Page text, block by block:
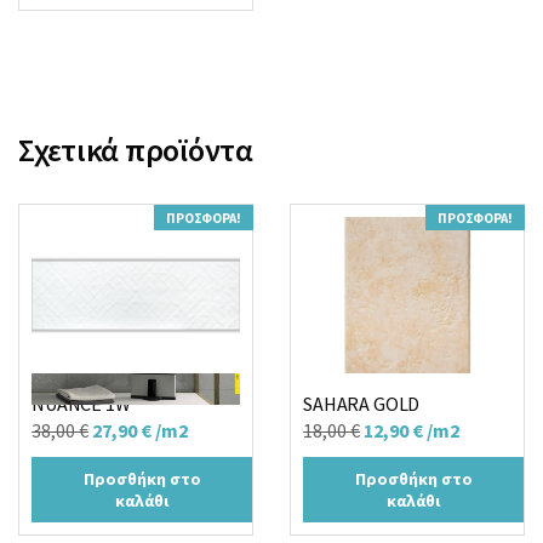
Σχετικά προϊόντα
ΠΡΟΣΦΟΡΆ!
NUANCE 1W
38,00€ Original
price
was:
38,00 €.
27,90€Η
τρέχουσα
τιμή
είναι:
/m2
Προσθήκη στο
καλάθι
ΠΡΟΣΦΟΡΆ!
SAHARA GOLD
18,00€ Original
price
was:
18,00 €.
12,90€Η
τρέχουσα
τιμή
είναι:
/m2
Προσθήκη στο
καλάθι